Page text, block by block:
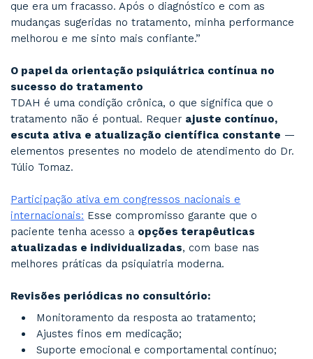
que é fundamental investigar além do
Hiperatividadepode ser complexo,
porque muitos sintomas se sobrepõem a
como ansiedade ,depressão,transtornos
transtornos de personalidade .
Evidência científica:
TDAH apresentam alguma condição
o tratamento efetivo depende de uma
abrangente e contínua.
Como isso acontece no consultório:
O Dr. Túlio Tomaz realiza um processo
estruturado e observação longitudinal. Isso
comuns como: